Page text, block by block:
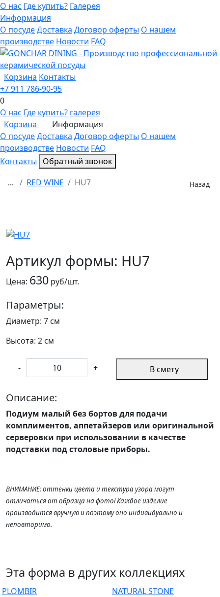
О нас Где купить? Галерея
Информация
О посудеДоставка Договор оферты О нашем
производстве Новости FAQ
Корзина Контакты
+7 911 786-90-95
0
О нас Где купить? галерея
Корзина
Информация
О посудеДоставка Договор оферты О нашем
производстве Новости FAQ
Контакты
Обратный звонок
...
RED WINE HU7 Назад
Артикул формы: HU7
Цена: 630 руб/шт.
Параметры:
Диаметр: 7 см
Высота: 2 см
- + В смету
Описание:
Подиум малый без бортов для подачи
комплиментов, аппетайзеров или оригинальной
серверовки при использовании в качестве
подставки под столовые приборы.
ВНИМАНИЕ: оттенки цвета и текстура узора могут
отличаться от образца на фото! Каждое изделие
производится вручную и поэтому оно индивидуально и
неповторимо.
Эта форма в других коллекциях
PLOMBIR NATURAL STONE